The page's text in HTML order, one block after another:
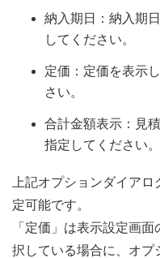
納入期日：納入期
してください。
定価：定価を表示
さい。
合計金額表示：見
指定してください。
上記オプションダイア
定可能です。
「定価」は表示設定画
択している場合に、オプ